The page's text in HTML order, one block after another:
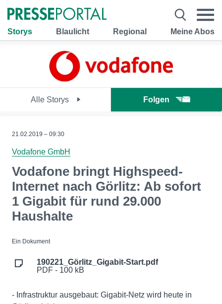
Storys Blaulicht Regional Meine Abos
Alle Storys Folgen
21.02.2019 – 09:30
Vodafone GmbH
Vodafone bringt Highspeed-
Internet nach Görlitz: Ab sofort
1 Gigabit für rund 29.000
Haushalte
Ein Dokument
190221_Görlitz_Gigabit-Start.pdf
PDF - 100 kB
- Infrastruktur ausgebaut: Gigabit-Netz wird heute in